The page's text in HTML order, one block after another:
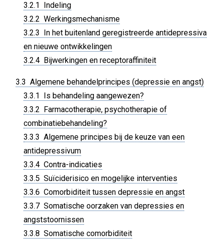
3.2.1 Indeling
3.2.2 Werkingsmechanisme
3.2.3 In het buitenland geregistreerde antidepressiva
en nieuwe ontwikkelingen
3.2.4 Bijwerkingen en receptoraffiniteit
3.3 Algemene behandelprincipes (depressie en angst)
3.3.1 Is behandeling aangewezen?
3.3.2 Farmacotherapie, psychotherapie of
combinatiebehandeling?
3.3.3 Algemene principes bij de keuze van een
antidepressivum
3.3.4 Contra-indicaties
3.3.5 Suïciderisico en mogelijke interventies
3.3.6 Comorbiditeit tussen depressie en angst
3.3.7 Somatische oorzaken van depressies en
angststoornissen
3.3.8 Somatische comorbiditeit